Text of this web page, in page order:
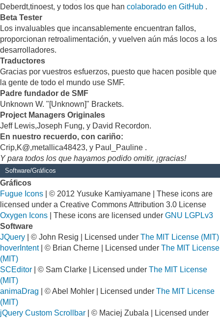
Deberdt,tinoest, y todos los que han colaborado en GitHub .
Beta Tester
Los invaluables que incansablemente encuentran fallos,
proporcionan retroalimentación, y vuelven aún más locos a los
desarrolladores.
Traductores
Gracias por vuestros esfuerzos, puesto que hacen posible que
la gente de todo el mundo use SMF.
Padre fundador de SMF
Unknown W. "[Unknown]" Brackets.
Project Managers Originales
Jeff Lewis,Joseph Fung, y David Recordon.
En nuestro recuerdo, con cariño:
Crip,K@,metallica48423, y Paul_Pauline .
Y para todos los que hayamos podido omitir, ¡gracias!
Software/Gráficos
Gráficos
Fugue Icons | © 2012 Yusuke Kamiyamane | These icons are
licensed under a Creative Commons Attribution 3.0 License
Oxygen Icons | These icons are licensed under GNU LGPLv3
Software
JQuery | © John Resig | Licensed under The MIT License (MIT)
hoverIntent| © Brian Cherne | Licensed under The MIT License
(MIT)
SCEditor | © Sam Clarke | Licensed under The MIT License
(MIT)
animaDrag | © Abel Mohler | Licensed under The MIT License
(MIT)
jQuery Custom Scrollbar | © Maciej Zubala | Licensed under